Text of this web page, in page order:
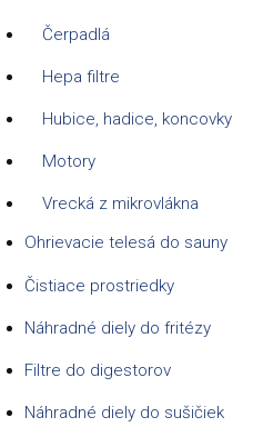
Čerpadlá
Hepa filtre
Hubice, hadice, koncovky
Motory
Vrecká z mikrovlákna
Ohrievacie telesá do sauny
Čistiace prostriedky
Náhradné diely do fritézy
Filtre do digestorov
Náhradné diely do sušičiek